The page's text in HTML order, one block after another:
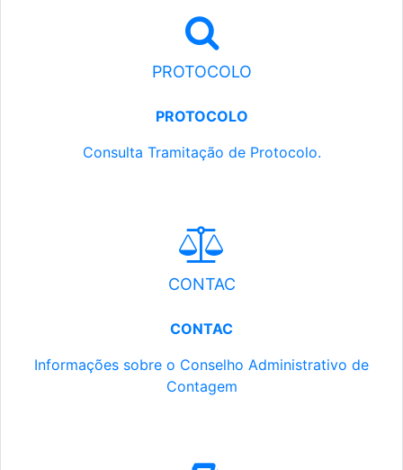
PROTOCOLO
PROTOCOLO
Consulta Tramitação de Protocolo.
CONTAC
CONTAC
Informações sobre o Conselho Administrativo de
Contagem